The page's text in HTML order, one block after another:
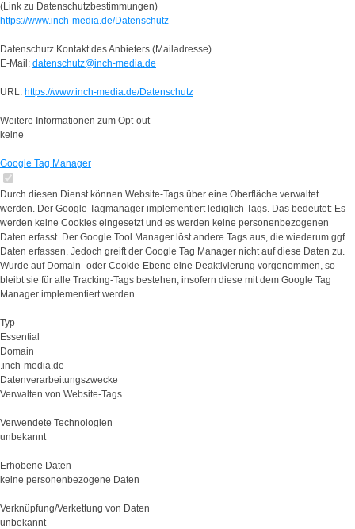
(Link zu Datenschutzbestimmungen)
https://www.inch-media.de/Datenschutz
Datenschutz Kontakt des Anbieters (Mailadresse)
E-Mail: datenschutz@inch-media.de
URL: https://www.inch-media.de/Datenschutz
Weitere Informationen zum Opt-out
keine
Google Tag Manager
Durch diesen Dienst können Website-Tags über eine Oberfläche verwaltet
werden. Der Google Tagmanager implementiert lediglich Tags. Das bedeutet: Es
werden keine Cookies eingesetzt und es werden keine personenbezogenen
Daten erfasst. Der Google Tool Manager löst andere Tags aus, die wiederum ggf.
Daten erfassen. Jedoch greift der Google Tag Manager nicht auf diese Daten zu.
Wurde auf Domain- oder Cookie-Ebene eine Deaktivierung vorgenommen, so
bleibt sie für alle Tracking-Tags bestehen, insofern diese mit dem Google Tag
Manager implementiert werden.
Typ
Essential
Domain
.inch-media.de
Datenverarbeitungszwecke
Verwalten von Website-Tags
Verwendete Technologien
unbekannt
Erhobene Daten
keine personenbezogene Daten
Verknüpfung/Verkettung von Daten
unbekannt